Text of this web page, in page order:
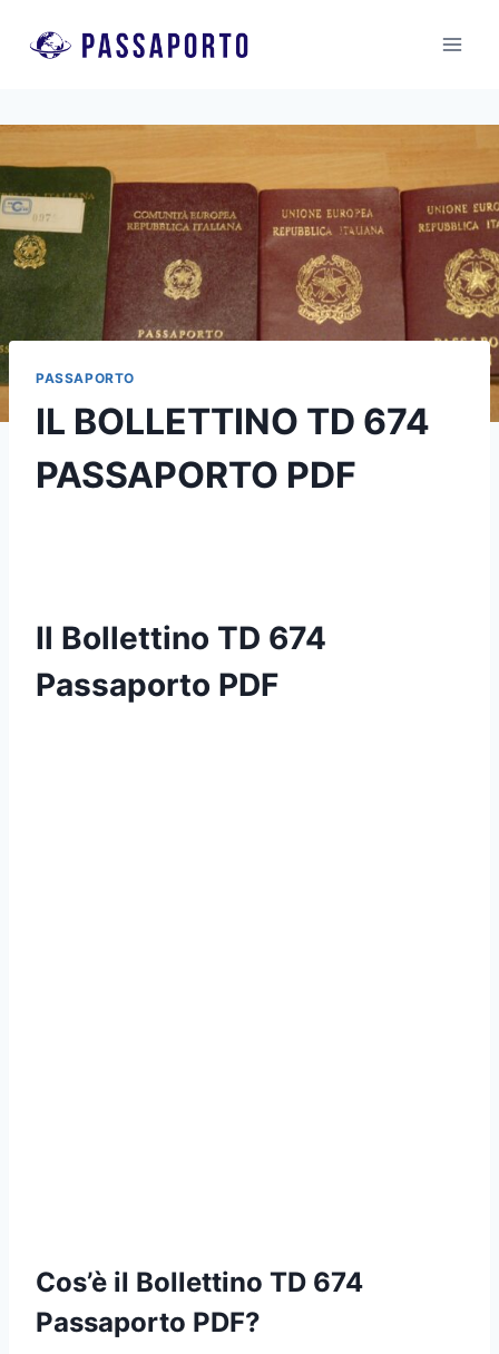
PASSAPORTO
IL BOLLETTINO TD 674
PASSAPORTO PDF
Il Bollettino TD 674
Passaporto PDF
Cos’è il Bollettino TD 674
Passaporto PDF?